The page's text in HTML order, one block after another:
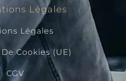
Légales
Légales
Cookies (UE)
CGV